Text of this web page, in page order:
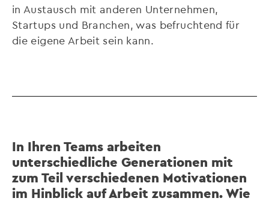
in Austausch mit anderen Unternehmen,
Startups und Branchen, was befruchtend für
die eigene Arbeit sein kann.
In Ihren Teams arbeiten
unterschiedliche Generationen mit
zum Teil verschiedenen Motivationen
im Hinblick auf Arbeit zusammen. Wie